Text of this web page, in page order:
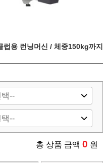
용 런닝머신 / 체중150kg까지
총 상품 금액 0 원